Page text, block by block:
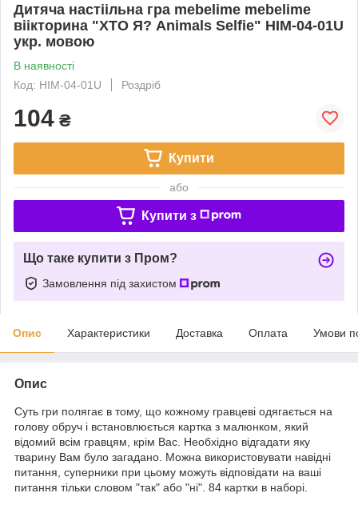
Дитяча настіільна гра mebelime mebelime
віікторина "ХТО Я? Animals Selfie" HIM-04-01U
укр. мовою
В наявності
Код: HIM-04-01U
Роздріб
104 ₴
Купити
або
Купити з
Що таке купити з Пром?
Замовлення під захистом
Опис Характеристики Доставка Оплата Умови
Опис
Суть гри полягає в тому, що кожному гравцеві одягається на
голову обруч і встановлюється картка з малюнком, який
відомий всім гравцям, крім Вас. Необхідно відгадати яку
тварину Вам було загадано. Можна використовувати навідні
питання, суперники при цьому можуть відповідати на ваші
питання тільки словом "так" або "ні". 84 картки в наборі.